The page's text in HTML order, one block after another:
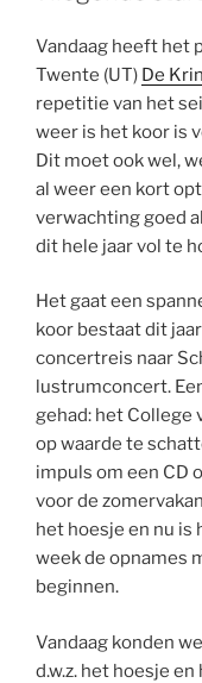
Vandaag heeft het
Twente (UT) De
repetitie van het
weer is het koor is
Dit moet ook wel,
al weer een kort
verwachting goed
dit hele jaar vol te
Het gaat een
koor bestaat dit
concertreis naar
lustrumconcert.
gehad: het College
op waarde te
impuls om een CD
voor de
het hoesje en nu
week de opnames
beginnen.
Vandaag konden
d.w.z. het hoesje